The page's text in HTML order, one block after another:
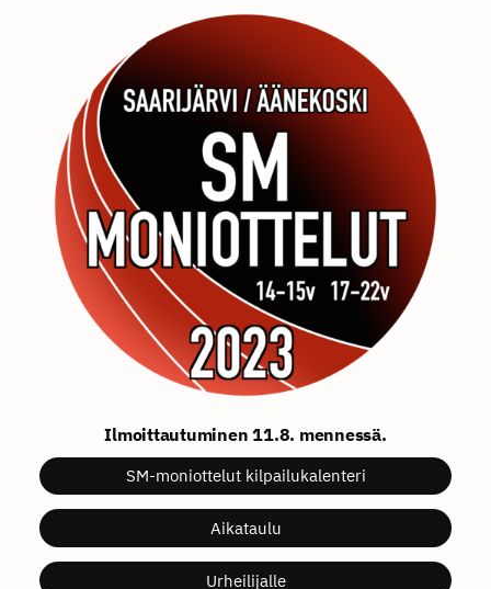
Ilmoittautuminen 11.8. mennessä.
SM-moniottelut kilpailukalenteri
Aikataulu
Urheilijalle